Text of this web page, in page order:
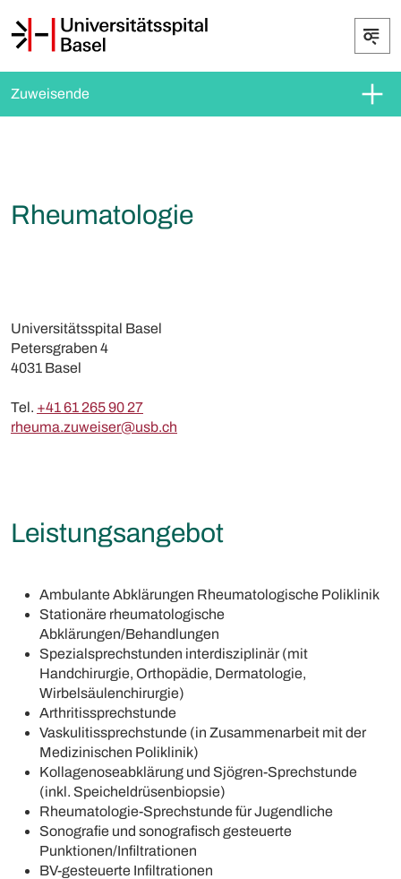
Zuweisende
Rheumatologie
Universitätsspital Basel
Petersgraben 4
4031 Basel
Tel. +41 61 265 90 27
rheuma.zuweiser@usb.ch
Leistungsangebot
Ambulante Abklärungen Rheumatologische Poliklinik
Stationäre rheumatologische
Abklärungen/Behandlungen
Spezialsprechstunden interdisziplinär (mit
Handchirurgie, Orthopädie, Dermatologie,
Wirbelsäulenchirurgie)
Arthritissprechstunde
Vaskulitissprechstunde (in Zusammenarbeit mit der
Medizinischen Poliklinik)
Kollagenoseabklärung und Sjögren-Sprechstunde
(inkl. Speicheldrüsenbiopsie)
Rheumatologie-Sprechstunde für Jugendliche
Sonografie und sonografisch gesteuerte
Punktionen/Infiltrationen
BV-gesteuerte Infiltrationen